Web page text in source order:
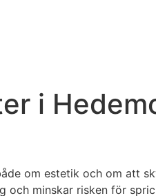
i
om estetik och om att
och minskar risken för